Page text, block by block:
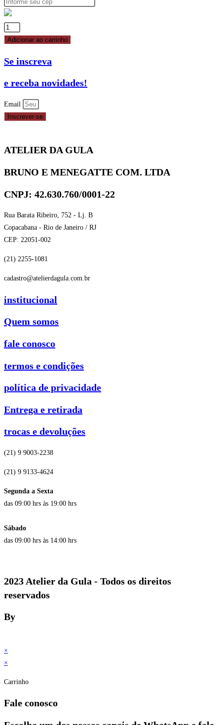
SAIA
P/
C/12
PRETO
REF.
12.2
quantidade
Adicionar ao carrinho
Se inscreva
e receba novidades!
Email
Inscrever-se
ATELIER DA GULA
BRUNO E MENEGATTE COM. LTDA
CNPJ: 42.630.760/0001-22
Rua Barata Ribeiro, 752 - Lj. B
Copacabana - Rio de Janeiro / RJ
CEP: 22051-002
(21) 2255-1081
cadastro@atelierdagula.com.br
institucional
Quem somos
fale conosco
termos e condições
política de privacidade
Entrega e retirada
trocas e devoluções
(21) 9 9003-2238
(21) 9 9133-4624
Segunda a Sexta
das 09:00 hrs às 19:00 hrs
Sábado
das 09:00 hrs às 14:00 hrs
2023 Atelier da Gula - Todos os direitos
reservados
By
×
×
Carrinho
Fale conosco